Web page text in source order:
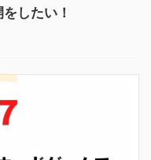
したい！